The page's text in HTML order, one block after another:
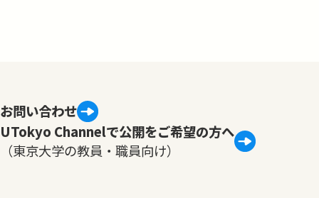
お問い合わせ
UTokyo Channelで公開をご希望の方へ
（東京大学の教員・職員向け）